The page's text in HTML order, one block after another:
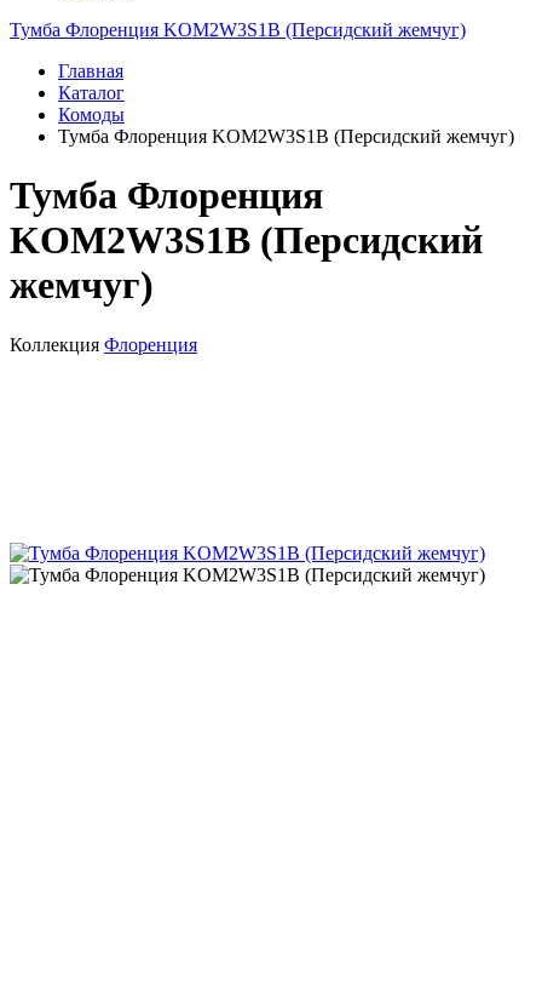
Тумба Флоренция KOM2W3S1B (Персидский жемчуг)
Главная
Каталог
Комоды
Тумба Флоренция KOM2W3S1B (Персидский жемчуг)
Тумба Флоренция
KOM2W3S1B (Персидский
жемчуг)
Коллекция Флоренция